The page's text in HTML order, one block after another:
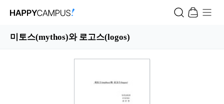
미토스(mythos)와 로고스(logos)